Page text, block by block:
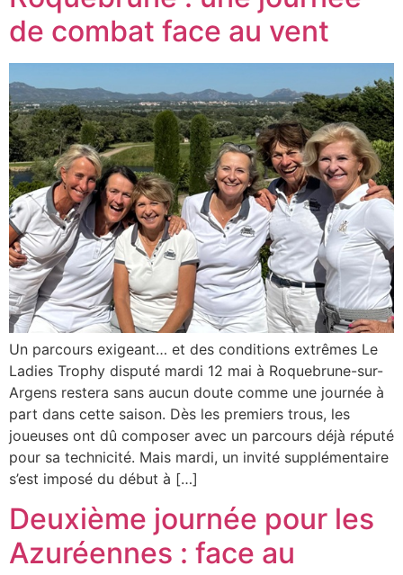
de combat face au vent
Un parcours exigeant… et des conditions extrêmes Le
Ladies Trophy disputé mardi 12 mai à Roquebrune-sur-
Argens restera sans aucun doute comme une journée à
part dans cette saison. Dès les premiers trous, les
joueuses ont dû composer avec un parcours déjà réputé
pour sa technicité. Mais mardi, un invité supplémentaire
s’est imposé du début à […]
Deuxième journée pour les
Azuréennes : face au